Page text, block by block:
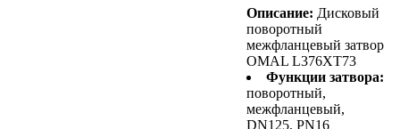
Описание: Дисковый
поворотный
межфланцевый затвор
OMAL L376XT73
Функции затвора:
поворотный,
межфланцевый,
DN125, PN16